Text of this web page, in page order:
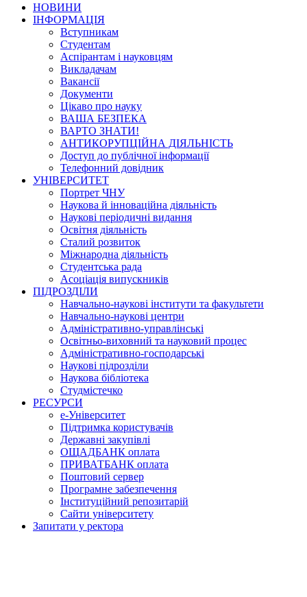
НОВИНИ
ІНФОРМАЦІЯ
Вступникам
Студентам
Аспірантам і науковцям
Викладачам
Вакансії
Документи
Цікаво про науку
ВАША БЕЗПЕКА
ВАРТО ЗНАТИ!
АНТИКОРУПЦІЙНА ДІЯЛЬНІСТЬ
Доступ до публічної інформації
Телефонний довідник
УНІВЕРСИТЕТ
Портрет ЧНУ
Наукова й інноваційна діяльність
Наукові періодичні видання
Освітня діяльність
Сталий розвиток
Міжнародна діяльність
Студентська рада
Асоціація випускників
ПІДРОЗДІЛИ
Навчально-наукові інститути та факультети
Навчально-наукові центри
Адміністративно-управлінські
Освітньо-виховний та науковий процес
Адміністративно-господарські
Наукові підрозділи
Наукова бібліотека
Студмістечко
РЕСУРСИ
е-Університет
Підтримка користувачів
Державні закупівлі
ОЩАДБАНК оплата
ПРИВАТБАНК оплата
Поштовий сервер
Програмне забезпечення
Інституційний репозитарій
Сайти університету
Запитати у ректора